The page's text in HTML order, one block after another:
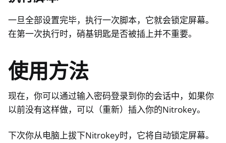
一旦全部设置完毕，执行一次脚本，它就会锁定屏幕。
在第一次执行时，硝基钥匙是否被插上并不重要。
使用方法
现在，你可以通过输入密码登录到你的会话中，如果你
以前没有这样做，可以（重新）插入你的Nitrokey。
下次你从电脑上拔下Nitrokey时，它将自动锁定屏幕。